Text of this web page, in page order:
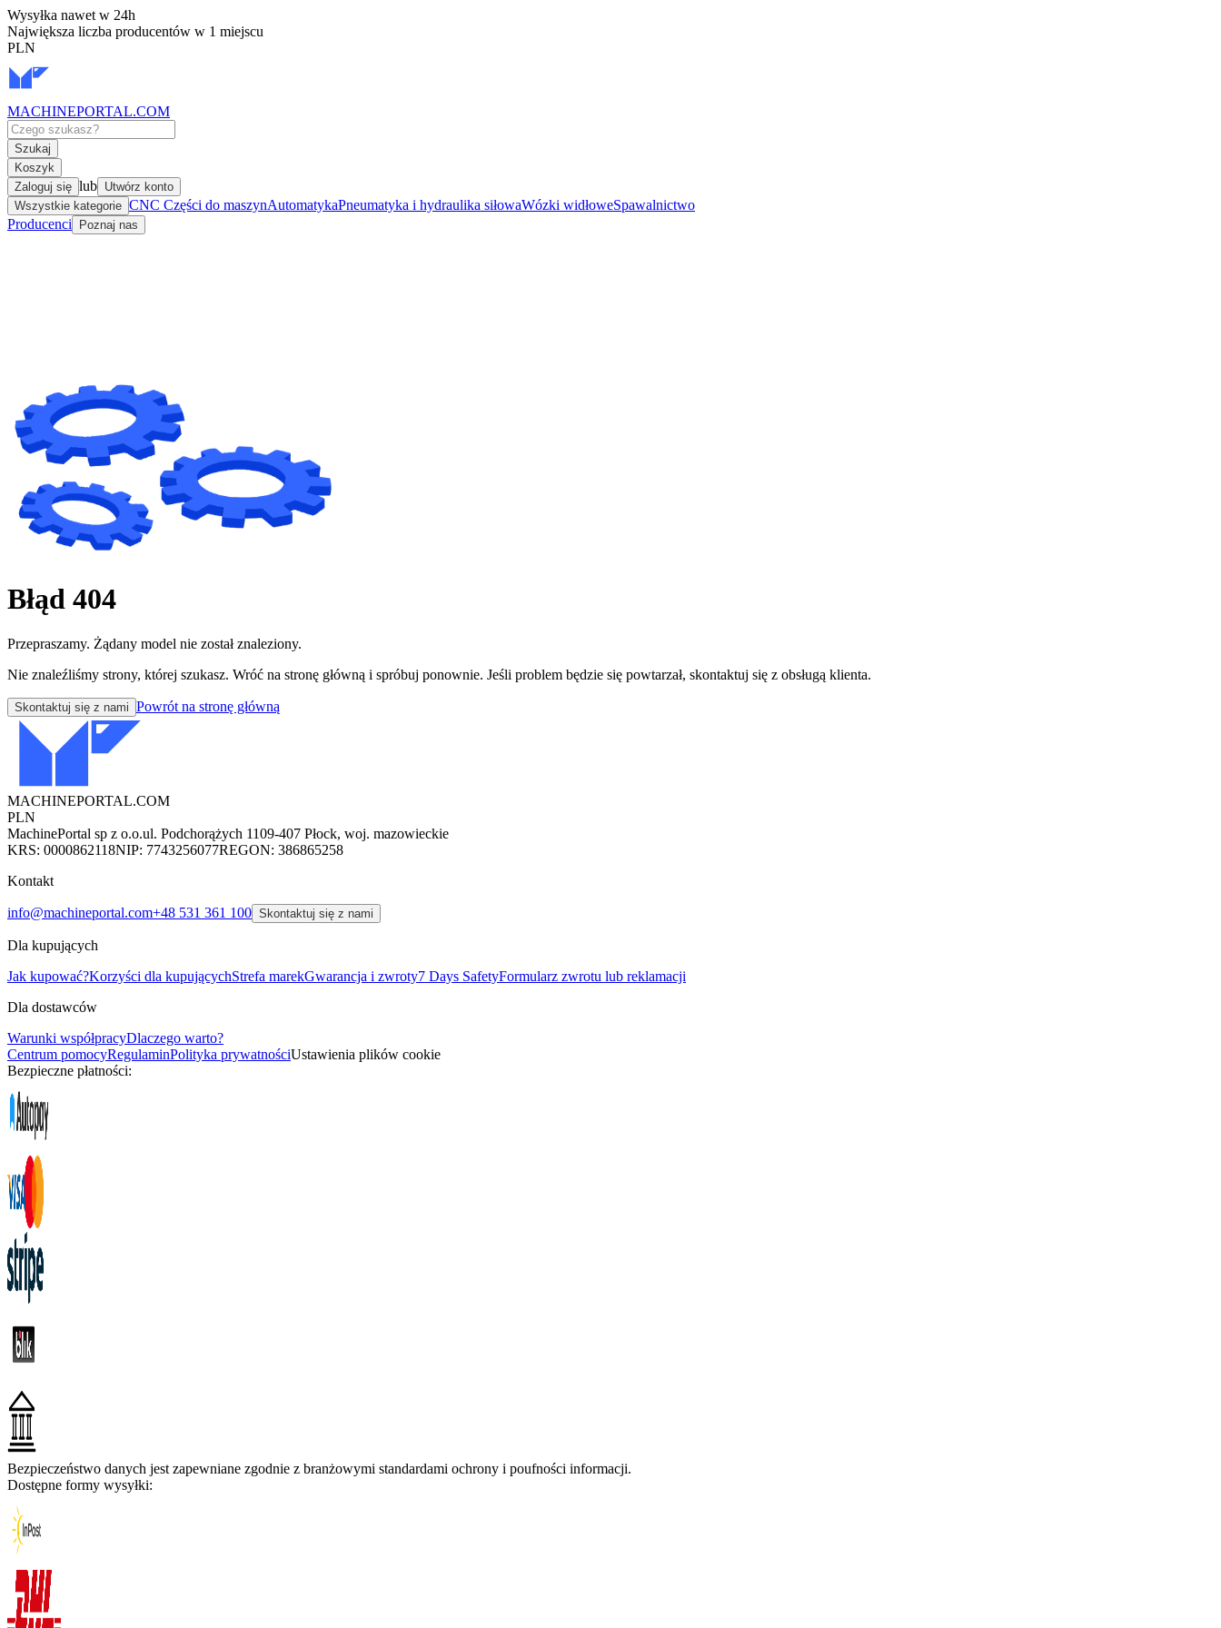
Wysyłka nawet w 24h
Największa liczba producentów w 1 miejscu
PLN
MACHINEPORTAL.COM
Szukaj
Koszyk
Zaloguj się lub Utwórz konto
Wszystkie kategorie CNC Części do maszynAutomatykaPneumatyka i hydraulika siłowaWózki widłoweSpawalnictwo
Producenci
Poznaj nas
Błąd 404
Przepraszamy. Żądany model nie został znaleziony.
Nie znaleźliśmy strony, której szukasz. Wróć na stronę główną i spróbuj ponownie. Jeśli problem będzie się powtarzał, skontaktuj się z obsługą klienta.
Skontaktuj się z nami Powrót na stronę główną
MACHINEPORTAL.COM
PLN
MachinePortal sp z o.o.ul. Podchorążych 1109-407 Płock, woj. mazowieckie
KRS: 0000862118NIP: 7743256077REGON: 386865258
Kontakt
info@machineportal.com+48 531 361 100 Skontaktuj się z nami
Dla kupujących
Jak kupować?Korzyści dla kupującychStrefa marekGwarancja i zwroty7 Days SafetyFormularz zwrotu lub reklamacji
Dla dostawców
Warunki współpracyDlaczego warto?
Centrum pomocyRegulaminPolityka prywatnościUstawienia plików cookie
Bezpieczne płatności:
Bezpieczeństwo danych jest zapewniane zgodnie z branżowymi standardami ochrony i poufności informacji.
Dostępne formy wysyłki: